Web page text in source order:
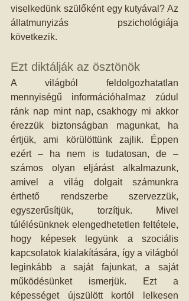
viselkedünk szülőként egy kutyával? Az
állatmunyizás pszichológiája
következik.
Ezt diktálják az ösztönök
A világból feldolgozhatatlan
mennyiségű információhalmaz zúdul
ránk nap mint nap, csakhogy mi akkor
érezzük biztonságban magunkat, ha
értjük, ami körülöttünk zajlik. Éppen
ezért – ha nem is tudatosan, de –
számos olyan eljárást alkalmazunk,
amivel a világ dolgait számunkra
érthető rendszerbe szervezzük,
egyszerűsítjük, torzítjuk. Mivel
túlélésünknek elengedhetetlen feltétele,
hogy képesek legyünk a szociális
kapcsolatok kialakítására, így a világból
leginkább a saját fajunkat, a saját
működésünket ismerjük. Ezt a
képességet újszülött kortól lelkesen